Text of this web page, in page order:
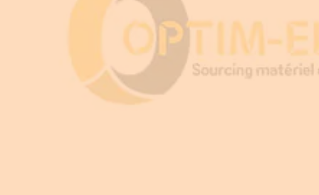
Compteurs d'énergie
Centrale de mesure
Transformateur de courant